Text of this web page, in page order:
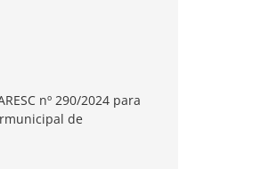
nº 290/2024 para
de